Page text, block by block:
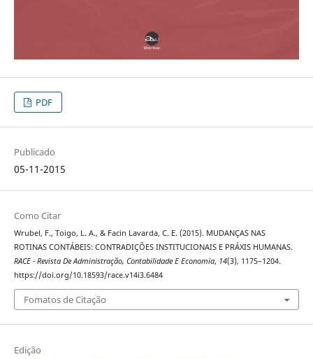
PDF
Publicado
05-11-2015
Como Citar
Wrubel, F., Toigo, L. A., & Facin Lavarda, C. E. (2015). MUDANÇAS NAS
ROTINAS CONTÁBEIS: CONTRADIÇÕES INSTITUCIONAIS E PRÁXIS HUMANAS.
RACE - Revista De Administração, Contabilidade E Economia, 14(3), 1175–1204.
https://doi.org/10.18593/race.v14i3.6484
Fomatos de Citação
Edição